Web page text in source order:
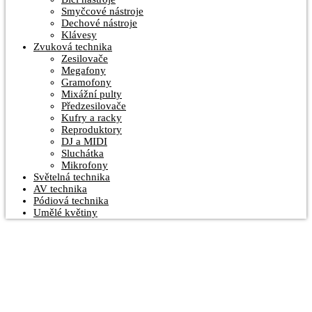
Smyčcové nástroje
Dechové nástroje
Klávesy
Zvuková technika
Zesilovače
Megafony
Gramofony
Mixážní pulty
Předzesilovače
Kufry a racky
Reproduktory
DJ a MIDI
Sluchátka
Mikrofony
Světelná technika
AV technika
Pódiová technika
Umělé květiny